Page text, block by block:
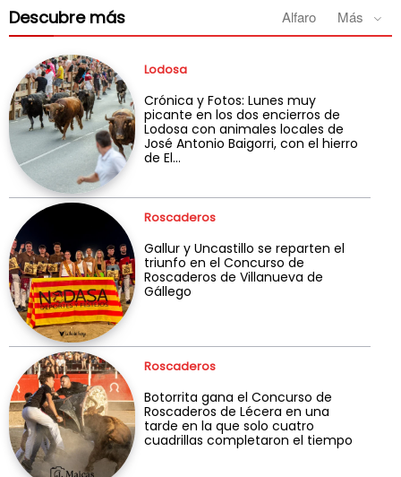
Descubre más Alfaro Más
Lodosa
Crónica y Fotos: Lunes muy
picante en los dos encierros de
Lodosa con animales locales de
José Antonio Baigorri, con el hierro
de El...
Roscaderos
Gallur y Uncastillo se reparten el
triunfo en el Concurso de
Roscaderos de Villanueva de
Gállego
Roscaderos
Botorrita gana el Concurso de
Roscaderos de Lécera en una
tarde en la que solo cuatro
cuadrillas completaron el tiempo